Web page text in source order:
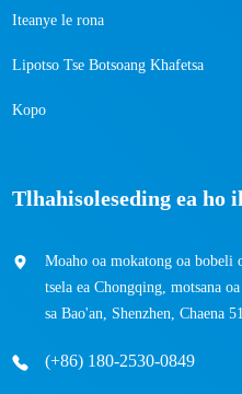
Iteanye le rona
Lipotso Tse Botsoang Khafetsa
Kopo
Tlhahisoleseding ea ho
Moaho oa mokatong oa bobeli
tsela ea Chongqing, motsana
sa Bao'an, Shenzhen, Chaena
(+86) 180-2530-0849